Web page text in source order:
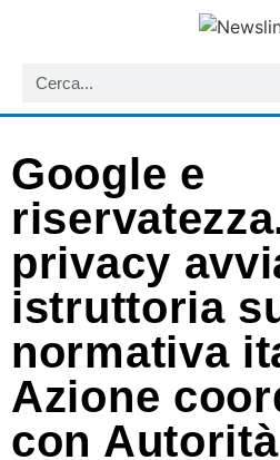
Google e
privacy
istruttoria
normativa
Azione
con